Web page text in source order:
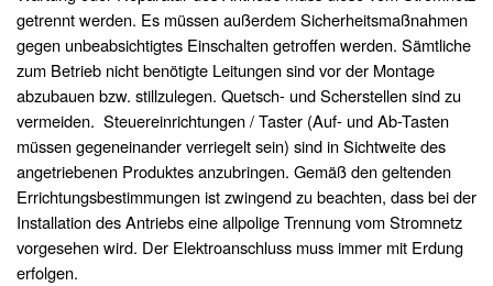
getrennt werden. Es müssen außerdem Sicherheitsmaßnahmen
gegen unbeabsichtigtes Einschalten getroffen werden. Sämtliche
zum Betrieb nicht benötigte Leitungen sind vor der Montage
abzubauen bzw. stillzulegen. Quetsch- und Scherstellen sind zu
vermeiden. Steuereinrichtungen / Taster (Auf- und Ab-Tasten
müssen gegeneinander verriegelt sein) sind in Sichtweite des
angetriebenen Produktes anzubringen. Gemäß den geltenden
Errichtungsbestimmungen ist zwingend zu beachten, dass bei der
Installation des Antriebs eine allpolige Trennung vom Stromnetz
vorgesehen wird. Der Elektroanschluss muss immer mit Erdung
erfolgen.